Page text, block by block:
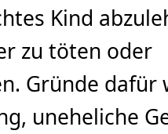
Kind
zu töten oder
Gründe dafür
uneheliche